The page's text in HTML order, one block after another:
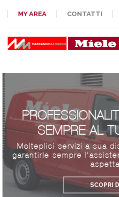
MY AREA CONTATTI
SEMPRE AL
Molteplici servizi a sua
garantirle sempre
SCOPRI